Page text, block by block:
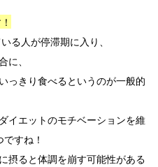
る人が停滞期に入り、
、
っきり食べるというのが一般的
イエットのモチベーションを維
すね！
摂ると体調を崩す可能性がある